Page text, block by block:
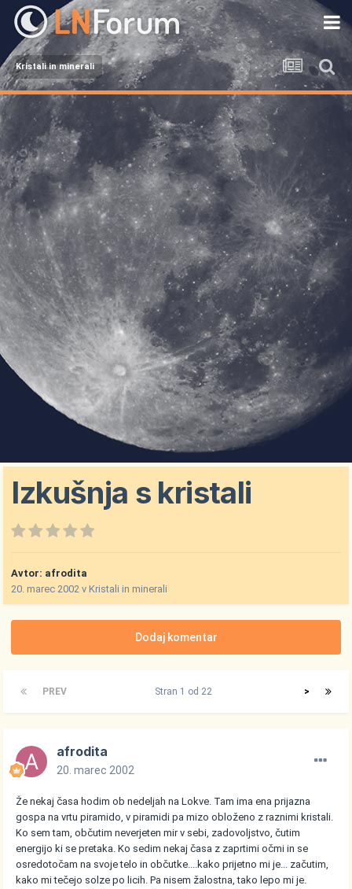
Kristali in minerali
Izkušnja s kristali
Avtor: afrodita
20. marec 2002 vKristali in minerali
Dodaj komentar
PREV >
Stran 1 od 22
afrodita
20. marec 2002
Že nekaj časa hodim ob nedeljah na Lokve. Tam ima ena prijazna
gospa na vrtu piramido, v piramidi pa mizo obloženo z raznimi kristali.
Ko sem tam, občutim neverjeten mir v sebi, zadovoljstvo, čutim
energijo ki se pretaka. Ko sedim nekaj časa z zaprtimi očmi in se
osredotočam na svoje telo in občutke....kako prijetno mi je... začutim,
kako mi tečejo solze po licih. Pa nisem žalostna, tako lepo mi je.